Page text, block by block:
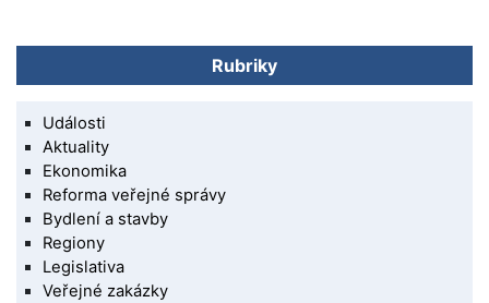
Rubriky
Události
Aktuality
Ekonomika
Reforma veřejné správy
Bydlení a stavby
Regiony
Legislativa
Veřejné zakázky